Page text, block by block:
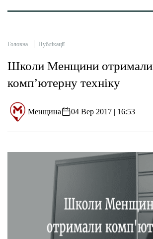
Головна Публікації
Школи Менщини отримали
комп’ютерну техніку
Менщина 04 Вер 2017 | 16:53